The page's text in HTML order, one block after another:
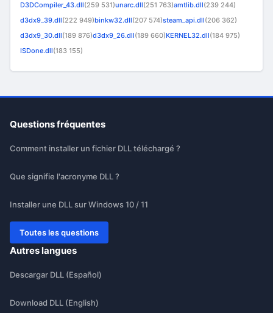
D3DCompiler_43.dll(259 531)unarc.dll(251 763)amtlib.dll(239 244)
d3dx9_39.dll(222 949)binkw32.dll(207 574)steam_api.dll(206 362)
d3dx9_30.dll(189 876)d3dx9_26.dll(189 660)KERNEL32.dll(184 975)
ISDone.dll(183 155)
Questions fréquentes
Comment installer un fichier DLL téléchargé ?
Que signifie l'acronyme DLL ?
Installer une DLL sur Windows 10 / 11
Toutes les questions
Autres langues
Descargar DLL (Español)
Download DLL (English)